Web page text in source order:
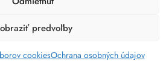
predvoľby
cookiesOchrana osobných údajov